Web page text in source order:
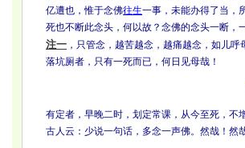
亿遭也，惟于念佛往生一事，未能办得了当，
死也不断此念头，何以故？念佛的念头一断，
注一 ，只管念，越苦越念，越痛越念，如儿
落坑厕者，只有一死而已，何日见母哉！
有定者，早晚二时，划定常课，从今至死，不
古人云：少说一句话，多念一声佛。然哉！然